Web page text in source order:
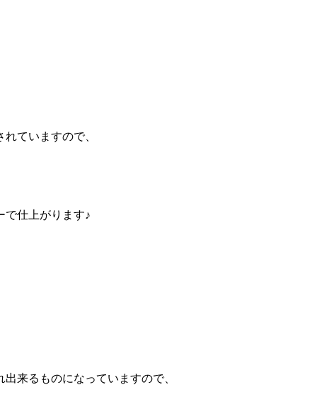
ていますので、
で仕上がります♪
来るものになっていますので、